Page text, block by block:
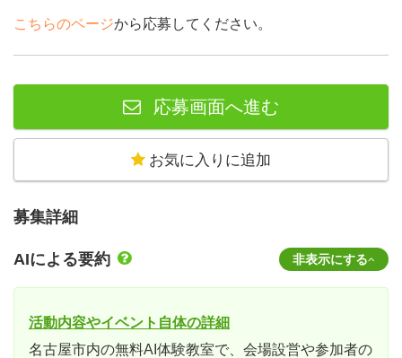
こちらのページから応募してください。
応募画面へ進む
お気に入りに追加
募集詳細
AIによる要約 非表示にする
活動内容やイベント自体の詳細
名古屋市内の無料AI体験教室で、会場設営や参加者の